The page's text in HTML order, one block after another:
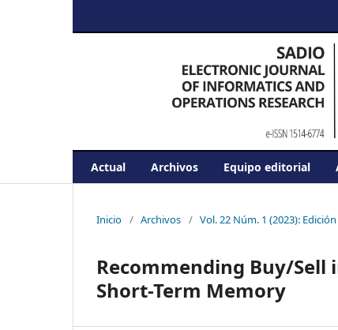
Actual Archivos Equipo editorial
Inicio / Archivos / Vol. 22 Núm. 1 (2023): Edición
Recommending Buy/
Short-Term Memory